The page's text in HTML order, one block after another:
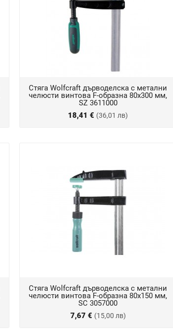
Стяга Wolfcraft дърводелска с метални
челюсти винтова F-образна 80х300 мм,
SZ 3611000
18,41 € (36,01 лв)
Стяга Wolfcraft дърводелска с метални
челюсти винтова F-образна 80х150 мм,
SC 3057000
7,67 € (15,00 лв)